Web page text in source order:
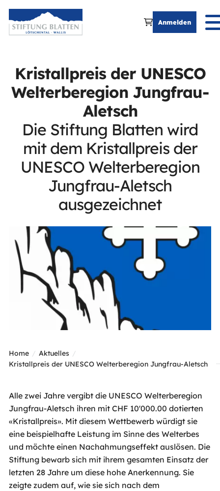
Anmelden
Home
Aktuelles
Kristallpreis der UNESCO Welterberegion Jungfrau-Aletsch
Kristallpreis der UNESCO
Welterberegion Jungfrau-
Aletsch
Die Stiftung Blatten wird
mit dem Kristallpreis der
UNESCO Welterberegion
Jungfrau-Aletsch
ausgezeichnet
Alle zwei Jahre vergibt die UNESCO Welterberegion
Jungfrau-Aletsch ihren mit CHF 10'000.00 dotierten
«Kristallpreis». Mit diesem Wettbewerb würdigt sie
eine beispielhafte Leistung im Sinne des Welterbes
und möchte einen Nachahmungseffekt auslösen. Die
Stiftung bewarb sich mit ihrem gesamten Einsatz der
letzten 28 Jahre um diese hohe Anerkennung. Sie
zeigte zudem auf, wie sie sich nach dem